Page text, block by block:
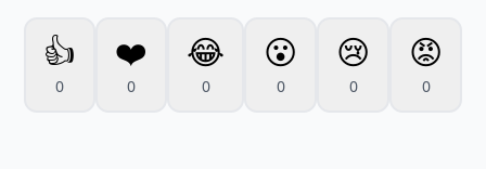
👍
0
❤️
0
😂
0
😮
0
😢
0
😡
0